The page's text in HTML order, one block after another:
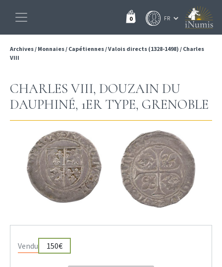
0
Archives/ Monnaies/ Capétiennes/Valois directs (1328-1498) / Charles
VIII
CHARLES VIII, DOUZAIN DU
DAUPHINÉ, 1ER TYPE, GRENOBLE
Vendu 150€